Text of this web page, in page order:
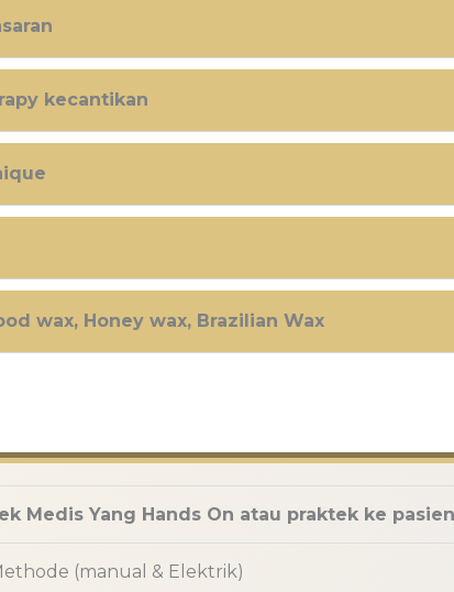
kecantikan
wax, Honey wax, Brazilian Wax
Medis Yang Hands On atau praktek ke
(manual & Elektrik)